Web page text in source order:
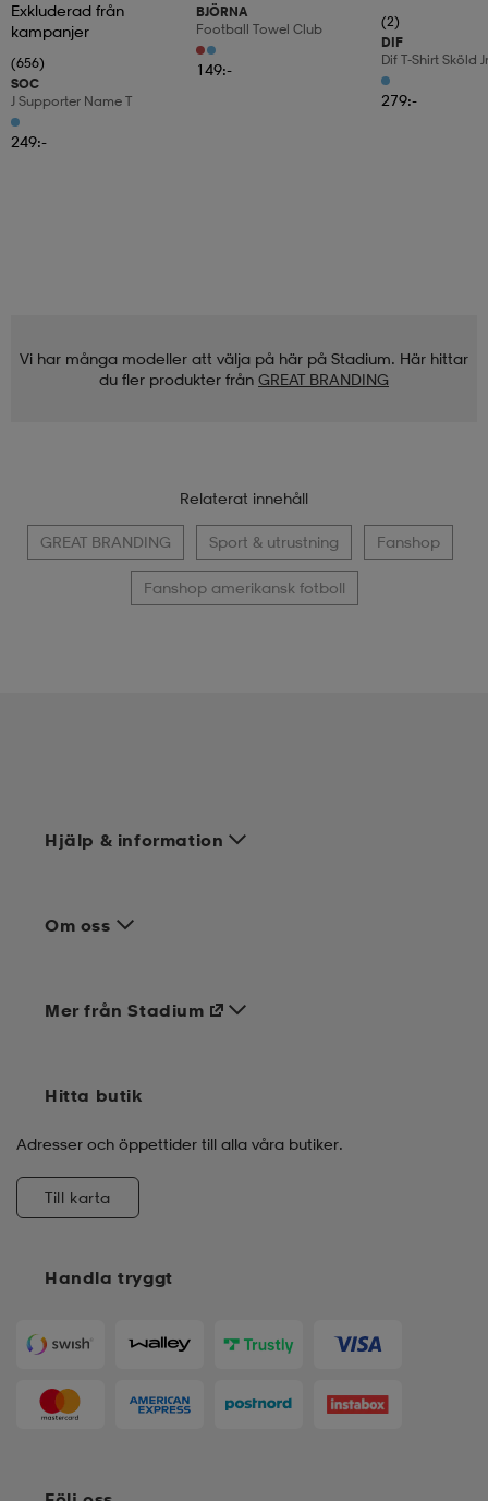
Exkluderad från
kampanjer
(656)
SOC
J Supporter Name T
249:-
BJÖRNA
Football Towel Club
149:-
(2)
DIF
Dif T-Shirt Sköld Jr
279:-
Vi har många modeller att välja på här på Stadium. Här hittar
du fler produkter från GREAT BRANDING
Relaterat innehåll
GREAT BRANDING Sport & utrustning Fanshop
Fanshop amerikansk fotboll
Hjälp & information
Om oss
Handla tryggt
Mer från Stadium
Hitta butik
Adresser och öppettider till alla våra butiker.
Till karta